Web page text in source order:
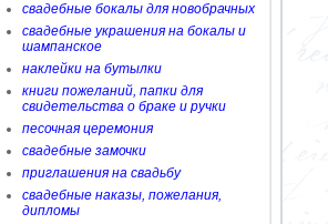
свадебные бокалы для новобрачных
свадебные украшения на бокалы и
шампанское
наклейки на бутылки
книги пожеланий, папки для
свидетельства о браке и ручки
песочная церемония
свадебные замочки
приглашения на свадьбу
свадебные наказы, пожелания,
дипломы